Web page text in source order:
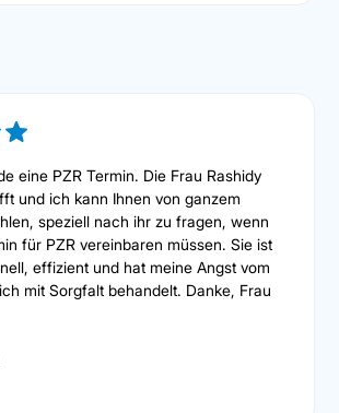
eine PZR Termin. Die Frau Rashidy
und ich kann Ihnen von ganzem
speziell nach ihr zu fragen, wenn
für PZR vereinbaren müssen. Sie ist
effizient und hat meine Angst vom
mit Sorgfalt behandelt. Danke, Frau